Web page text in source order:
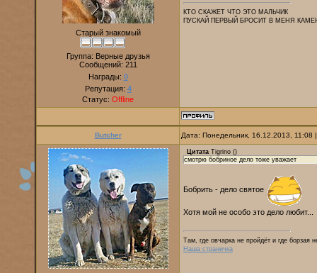
Старый знакомый
Группа: Верные друзья
Сообщений: 211
Награды: 0
Репутация: 4
Статус: Offline
КТО СКАЖЕТ ЧТО ЭТО МАЛЬЧИК
ПУСКАЙ ПЕРВЫЙ БРОСИТ В МЕНЯ
Butcher Дата: Понедельник, 16.12.2013,
Цитата Tigrino ()
смотрю бобриное дело тоже уважает
Бобрить - дело святое
Хотя мой не особо это дело любит...
Там, где овчарка не пройдёт и где борзая
Наша страничка